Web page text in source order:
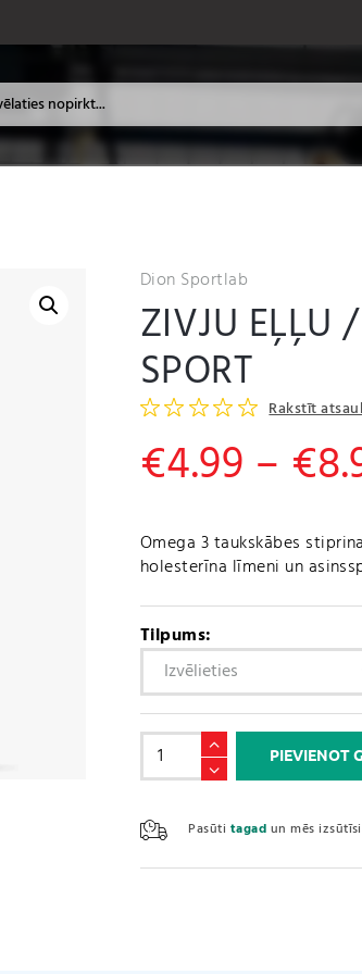
Dion Sportlab
ZIVJU EĻĻU
SPORT
Rakstīt
€4.99 – €
Omega 3 taukskābes
holesterīna līmeni un
Tilpums:
Zivju
eļļu
Omega-
3
300
PIEVIENOT
Pasūti tagad un mēs